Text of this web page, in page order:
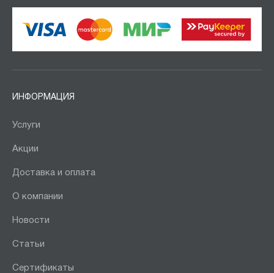
ИНФОРМАЦИЯ
Услуги
Акции
Доставка и оплата
О компании
Новости
Статьи
Сертификаты